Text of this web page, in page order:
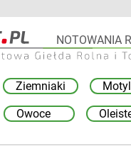
NOTOWANIA
Ziemniaki
Owoce